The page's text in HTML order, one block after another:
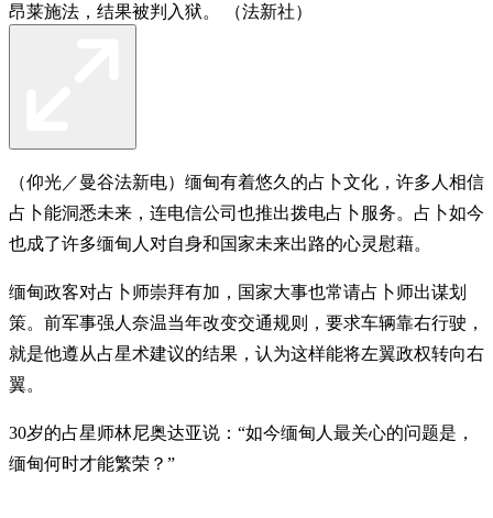
昂莱施法，结果被判入狱。 （法新社）
（仰光／曼谷法新电）缅甸有着悠久的占卜文化，许多人相信
占卜能洞悉未来，连电信公司也推出拨电占卜服务。占卜如今
也成了许多缅甸人对自身和国家未来出路的心灵慰藉。
缅甸政客对占卜师崇拜有加，国家大事也常请占卜师出谋划
策。前军事强人奈温当年改变交通规则，要求车辆靠右行驶，
就是他遵从占星术建议的结果，认为这样能将左翼政权转向右
翼。
30岁的占星师林尼奥达亚说：“如今缅甸人最关心的问题是，
缅甸何时才能繁荣？”